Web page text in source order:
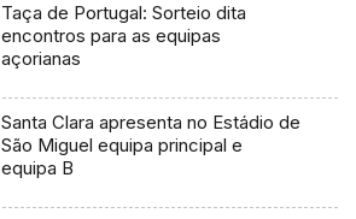
Taça de Portugal: Sorteio dita
encontros para as equipas
açorianas
Santa Clara apresenta no Estádio de
São Miguel equipa principal e
equipa B